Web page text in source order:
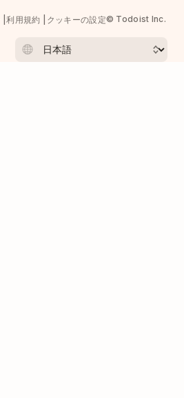
利用規約 クッキーの設定© Todoist Inc.